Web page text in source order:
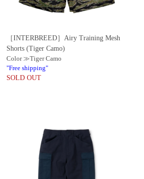
［INTERBREED］Airy Training Mesh
Shorts (Tiger Camo)
Color ≫Tiger Camo
"Free shipping"
SOLD OUT